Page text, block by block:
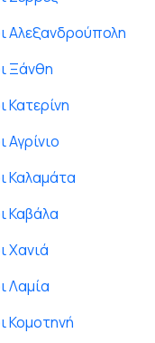
Αλεξανδρούπολη
Ξάνθη
Κατερίνη
Αγρίνιο
Καλαμάτα
Καβάλα
Χανιά
Λαμία
Κομοτηνή